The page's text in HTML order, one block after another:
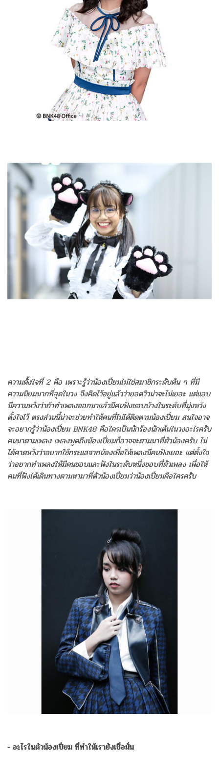
ความตั้งใจที่ 2 คือ เพราะรู้ว่าน้องเปี่ยมไม่ใช่สมาชิกระดับต้น ๆ ที่มี
ความนิยมมากที่สุดในวง จึงคิดไว้อยู่แล้วว่ายอดวิวน่าจะไม่เยอะ แต่แอบ
มีความหวังว่าถ้าทำเพลงออกมาแล้วมีคนฟังชอบบ้างในระดับที่มุ่งหวัง
ตั้งใจไว้ ตรงส่วนนี้น่าจะช่วยทำให้คนที่ไม่ได้ติดตามน้องเปี่ยม สนใจอาจ
จะอยากรู้ว่าน้องเปี่ยม BNK48 คือใครเป็นนักร้องนักเต้นในวงอะไรครับ
คนมาตามเพลง เพลงพูดถึงน้องเปี่ยมก็อาจจะตามมาที่ตัวน้องครับ ไม่
ได้คาดหวังว่าอยากใช้กระแสจากน้องเพื่อให้เพลงมีคนฟังเยอะ แต่ตั้งใจ
ว่าอยากทำเพลงให้มีคนชอบและฟังในระดับหนึ่งชอบที่ตัวเพลง เพื่อให้
คนที่ฟังได้เดินทางตามหามาที่ตัวน้องเปี่ยมว่าน้องเปี่ยมคือใครครับ
- อะไรในตัวน้องเปี่ยม ที่ทำให้เรายังเชื่อมั่น